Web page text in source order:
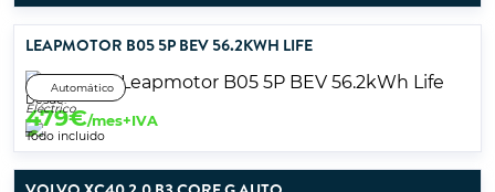
LEAPMOTOR B05 5P BEV 56.2KWH LIFE
Automático
Eléctrico
Desde:
479€/mes+IVA
Todo incluido